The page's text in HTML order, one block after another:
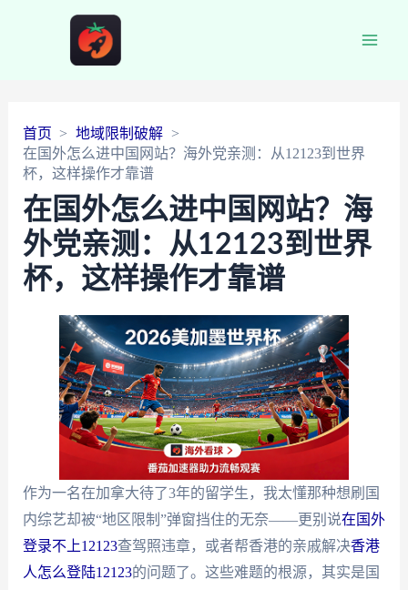
首页
地域限制破解
在国外怎么进中国网站？海外党亲测：从12123到世界
杯，这样操作才靠谱
在国外怎么进中国网站？海
外党亲测：从12123到世界
杯，这样操作才靠谱
作为一名在加拿大待了3年的留学生，我太懂那种想刷国
内综艺却被“地区限制”弹窗挡住的无奈——更别说在国外
登录不上12123查驾照违章，或者帮香港的亲戚解决香港
人怎么登陆12123的问题了。这些难题的根源，其实是国